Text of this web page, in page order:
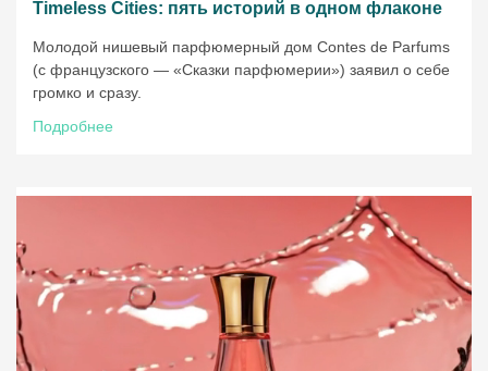
Timeless Cities: пять историй в одном флаконе
Молодой нишевый парфюмерный дом Contes de Parfums
(с французского — «Сказки парфюмерии») заявил о себе
громко и сразу.
Подробнее